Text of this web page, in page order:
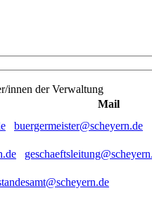
innen der Verwaltung
Mail
buergermeister@scheyern.de